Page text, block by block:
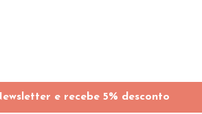
e recebe 5% desconto